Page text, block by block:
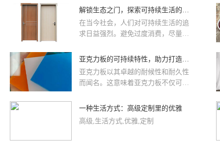
wallace作为香港本地英国设计师品
服装到配饰的完整优雅系列。以下推
荐香港热门可持续配饰及生活方式品
式。
解锁生态之门，探索可持续生活的新途径。
在当今社会，人们对可持续生活的追
求日益强烈。避免过度消费，尽量选
通是温室气体排放的重要来源之一。
行、乘坐公共交通工具或使用电动车
等低碳出行方式。饮食习惯也是影响
要培养环保意识，将环保理念融入日
常生活中的方方面面。
亚克力板的可持续特性，助力打造绿色生活空间。
亚克力板以其卓越的耐候性和耐久性
而闻名。这意味着亚克力板不仅可以
源的消耗。此外，亚克力板可以轻松
了对新材料的需求，使其在绿色生态
一种生活方式：高级定制里的优雅
高级,生活方式,优雅,定制